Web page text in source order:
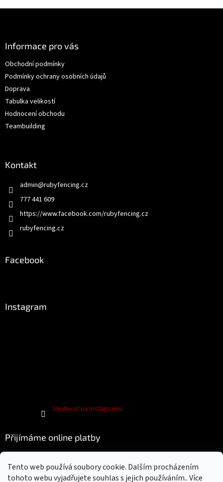
Tento web používá soubory cookie. Dalším procházením
tohoto webu vyjadřujete souhlas s jejich používáním.. Více
v
Informace pro vás
Obchodní podmínky
Podmínky ochrany osobních údajů
Doprava
Tabulka velikostí
Hodnocení obchodu
Teambuilding
Kontakt
admin@rubyfencing.cz
777 441 609
https://www.facebook.com/rubyfencing.cz
rubyfencing.cz
Facebook
Instagram
Sledovat na Instagramu
Přijímáme online platby